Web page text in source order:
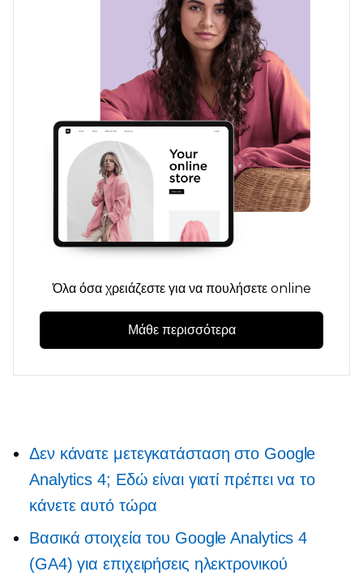
Όλα όσα χρειάζεστε για να πουλήσετε online
Μάθε περισσότερα
Δεν κάνατε μετεγκατάσταση στο Google
Analytics 4; Εδώ είναι γιατί πρέπει να το
κάνετε αυτό τώρα
Βασικά στοιχεία του Google Analytics 4
(GA4) για επιχειρήσεις ηλεκτρονικού